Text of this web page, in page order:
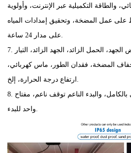
والطاقة التكميلية عبر الإنترنت، وأولوية
على عمل المضخة، وتحقيق إمدادات المياه
على مدار 24 ساعة.
7. حماية مثالية للنظام، انخفاض الجهد، الحمل الزائد، الجهد الزائد، التيار
جفاف المضخة، فقدان الطور، ماس كهربائي،
ارتفاع درجة الحرارة، إلخ.
بالكامل، والبدء الناعم توقف ناعم، مفتاح
واحد للبدء.